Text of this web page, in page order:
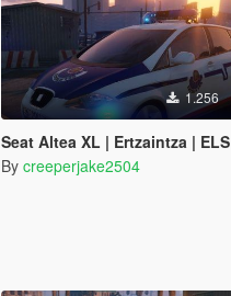
1.256
Seat Altea XL | Ertzaintza | ELS
By creeperjake2504